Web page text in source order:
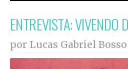
ENTREVISTA: VIVENDO
por Lucas Gabriel Bosso